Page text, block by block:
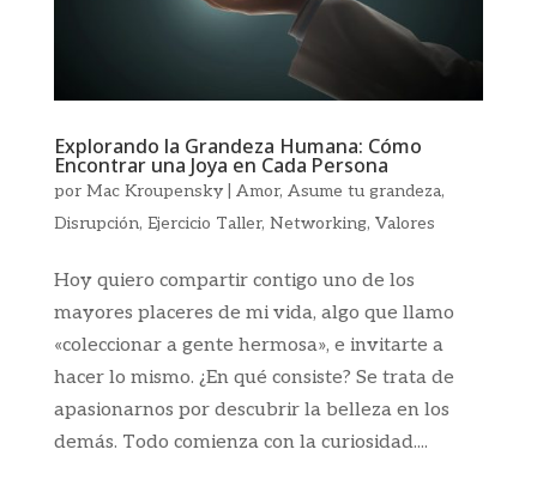
Explorando la Grandeza Humana: Cómo
Encontrar una Joya en Cada Persona
por Mac Kroupensky| Amor, Asume tu grandeza,
Disrupción, Ejercicio Taller, Networking, Valores
Hoy quiero compartir contigo uno de los
mayores placeres de mi vida, algo que llamo
«coleccionar a gente hermosa», e invitarte a
hacer lo mismo. ¿En qué consiste? Se trata de
apasionarnos por descubrir la belleza en los
demás. Todo comienza con la curiosidad....